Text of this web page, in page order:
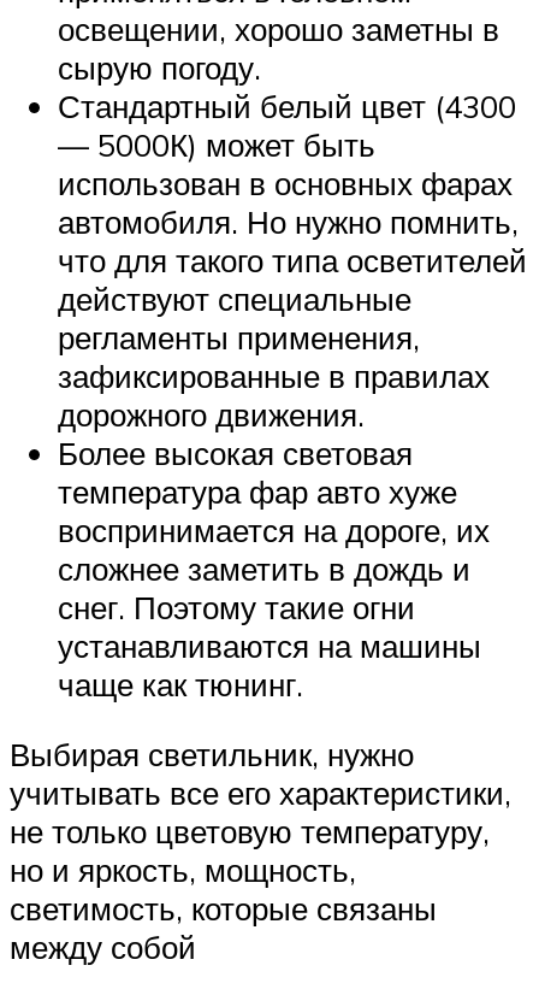
освещении, хорошо заметны в
сырую погоду.
Стандартный белый цвет (4300
— 5000К) может быть
использован в основных фарах
автомобиля. Но нужно помнить,
что для такого типа осветителей
действуют специальные
регламенты применения,
зафиксированные в правилах
дорожного движения.
Более высокая световая
температура фар авто хуже
воспринимается на дороге, их
сложнее заметить в дождь и
снег. Поэтому такие огни
устанавливаются на машины
чаще как тюнинг.
Выбирая светильник, нужно
учитывать все его характеристики,
не только цветовую температуру,
но и яркость, мощность,
светимость, которые связаны
между собой